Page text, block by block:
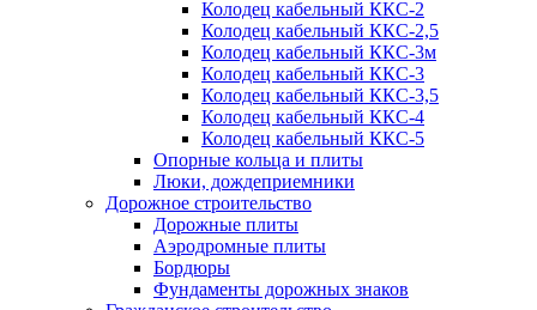
Колодец кабельный ККС-2
Колодец кабельный ККС-2,5
Колодец кабельный ККС-3м
Колодец кабельный ККС-3
Колодец кабельный ККС-3,5
Колодец кабельный ККС-4
Колодец кабельный ККС-5
Опорные кольца и плиты
Люки, дождеприемники
Дорожное строительство
Дорожные плиты
Аэродромные плиты
Бордюры
Фундаменты дорожных знаков